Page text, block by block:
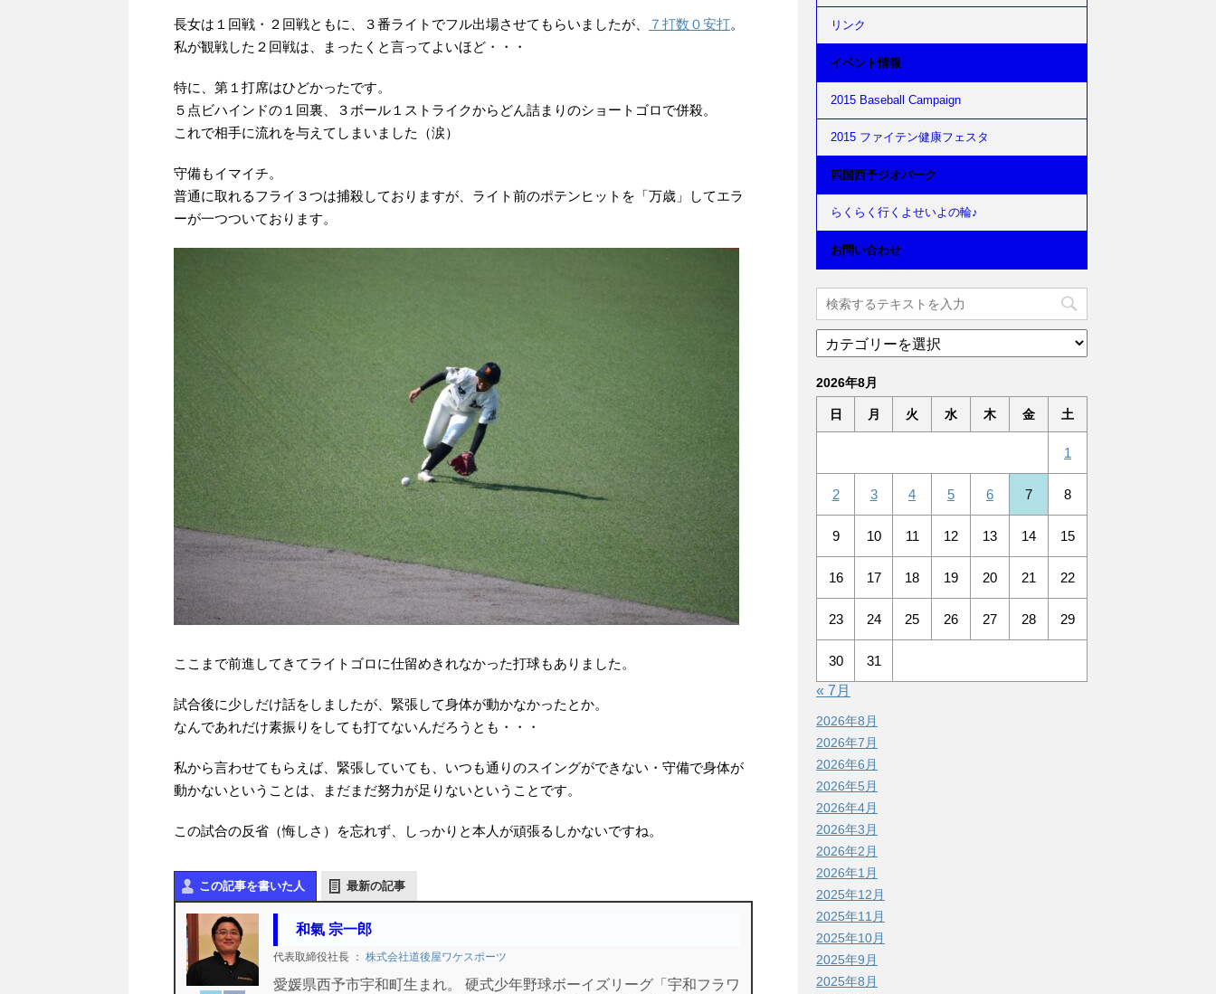
長女は１回戦・２回戦ともに、３番ライトでフル出場させてもらいましたが、 ７打数０安打。
私が観戦した２回戦は、まったくと言ってよいほど・・・
特に、第１打席はひどかったです。
５点ビハインドの１回裏、３ボール１ストライクからどん詰まりのショートゴロで併殺。
これで相手に流れを与えてしまいました（涙）
守備もイマイチ。
普通に取れるフライ３つは捕殺しておりますが、ライト前のポテンヒットを「万歳」してエラ
ーが一つついております。
ここまで前進してきてライトゴロに仕留めきれなかった打球もありました。
試合後に少しだけ話をしましたが、緊張して身体が動かなかったとか。
なんであれだけ素振りをしても打てないんだろうとも・・・
私から言わせてもらえば、緊張していても、いつも通りのスイングができない・守備で身体が
動かないということは、まだまだ努力が足りないということです。
この試合の反省（悔しさ）を忘れず、しっかりと本人が頑張るしかないですね。
この記事を書いた人 最新の記事
和氣 宗一郎
代表取締役社長 ： 株式会社道後屋ワケスポーツ
愛媛県西予市宇和町生まれ。 硬式少年野球ボーイズリーグ「宇和フラワ
リンク
イベント情報
2015 Baseball Campaign
2015 ファイテン健康フェスタ
四国西予ジオパーク
らくらく行くよせいよの輪♪
お問い合わせ
2026年8月
日 月 火 水 木 金 土
1
2 3 4 5 6 7 8
9 10 11 12 13 14 15
16 17 18 19 20 21 22
23 24 25 26 27 28 29
30
31
« 7月
2026年8月
2026年7月
2026年6月
2026年5月
2026年4月
2026年3月
2026年2月
2026年1月
2025年12月
2025年11月
2025年10月
2025年9月
2025年8月